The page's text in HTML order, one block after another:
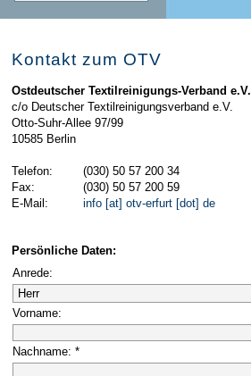
Kontakt zum OTV
Ostdeutscher Textilreinigungs-Verband e.V.
c/o Deutscher Textilreinigungsverband e.V.
Otto-Suhr-Allee 97/99
10585 Berlin
Telefon:
(030) 50 57 200 34
Fax:
(030) 50 57 200 59
E-Mail:
info [at] otv-erfurt [dot] de
Persönliche Daten:
Anrede:
Vorname:
Nachname: *